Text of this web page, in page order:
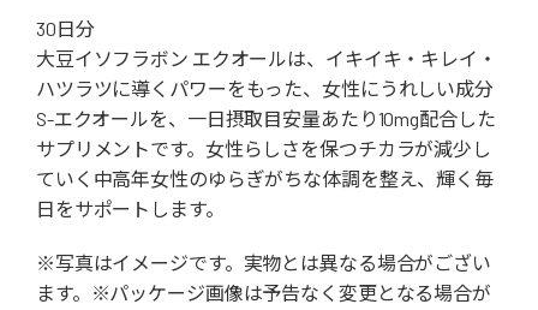
30日分
大豆イソフラボン エクオールは、イキイキ・キレイ・
ハツラツに導くパワーをもった、女性にうれしい成分
S-エクオールを、一日摂取目安量あたり10mg配合した
サプリメントです。女性らしさを保つチカラが減少し
ていく中高年女性のゆらぎがちな体調を整え、輝く毎
日をサポートします。
※写真はイメージです。実物とは異なる場合がござい
ます。※パッケージ画像は予告なく変更となる場合が